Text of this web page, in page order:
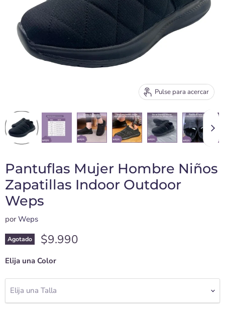
Pulse para acercar
Pantuflas Mujer Hombre Niños
Zapatillas Indoor Outdoor
Weps
porWeps
Agotado Precio actual
$9.990
Elija una Color
Elija una Talla